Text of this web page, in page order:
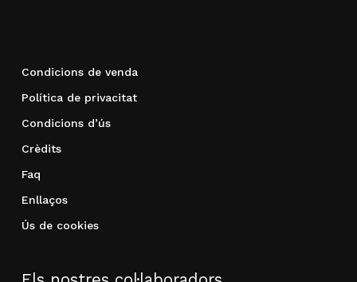
Condicions de venda
Política de privacitat
Condicions d’ús
Crèdits
Faq
Enllaços
Ús de cookies